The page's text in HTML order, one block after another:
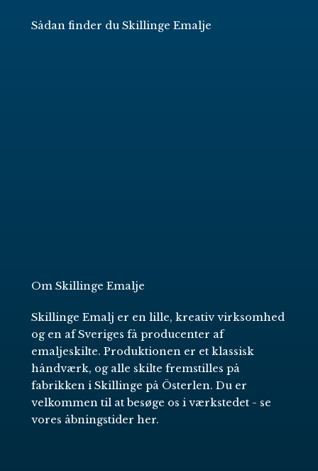
Sådan finder du Skillinge Emalje
Om Skillinge Emalje
Skillinge Emalj er en lille, kreativ virksomhed
og en af Sveriges få producenter af
emaljeskilte. Produktionen er et klassisk
håndværk, og alle skilte fremstilles på
fabrikken i Skillinge på Österlen. Du er
velkommen til at besøge os i værkstedet - se
vores åbningstider her.